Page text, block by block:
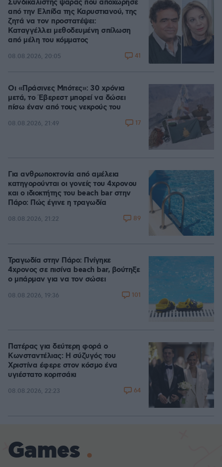
Συνδικαλιστής ψαράς που αποχώρησε
από την Ελπίδα της Καρυστιανού, της
ζητά να τον προστατέψει:
Καταγγέλλει μεθοδευμένη σπίλωση
από μέλη του κόμματος
08.08.2026, 20:05 41
Οι «Πράσινες Μπότες»: 30 χρόνια
μετά, το Έβερεστ μπορεί να δώσει
πίσω έναν από τους νεκρούς του
08.08.2026, 21:49 17
Για ανθρωποκτονία από αμέλεια
κατηγορούνται οι γονείς του 4χρονου
και ο ιδιοκτήτης του beach bar στην
Πάρο: Πώς έγινε η τραγωδία
08.08.2026, 21:22 89
Τραγωδία στην Πάρο: Πνίγηκε
4χρονος σε πισίνα beach bar, βούτηξε
ο μπάρμαν για να τον σώσει
08.08.2026, 19:36 101
Πατέρας για δεύτερη φορά ο
Κωνσταντέλιας: Η σύζυγός του
Χριστίνα έφερε στον κόσμο ένα
υγιέστατο κοριτσάκι
08.08.2026, 22:23 64
Games